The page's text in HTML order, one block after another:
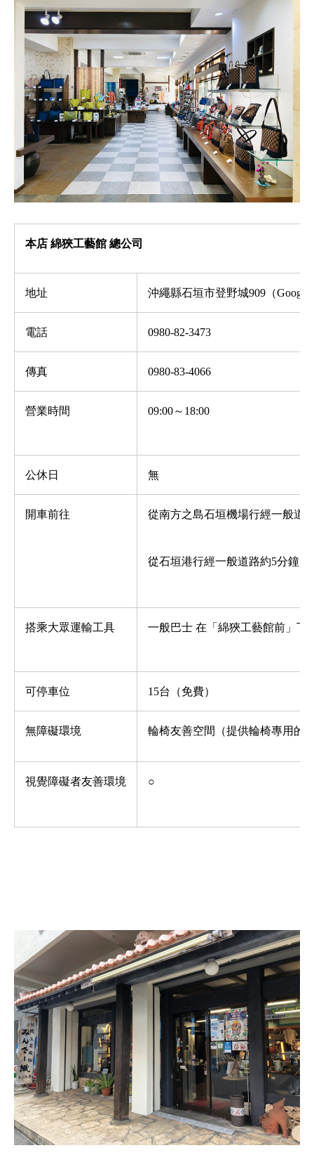
本店 綿狹工藝館 總公司
地址 沖繩縣石垣市登野城909 （Google
電話 0980-82-3473
傳真 0980-83-4066
營業時間 09:00～ 18:00
公休日 無
開車前往 從南方之島石垣機場行經一般道
從石垣港行經一般道路約5分鐘
搭乘大眾運輸工具 一般巴士 在「綿狹工藝館前」下
可停車位 15台（免費）
無障礙環境 輪椅友善空間（提供輪椅專用的
視覺障礙者友善環境 ○